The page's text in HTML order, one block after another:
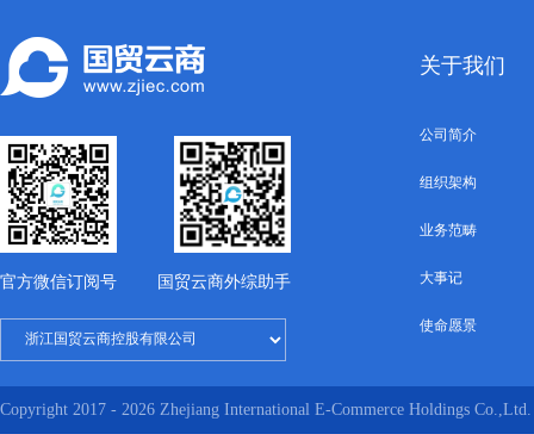
官方微信订阅号 国贸云商外综助手
关于我们
公司简介
组织架构
业务范畴
大事记
使命愿景
Copyright 2017 - 2026 Zhejiang International E-Commerce Holdings